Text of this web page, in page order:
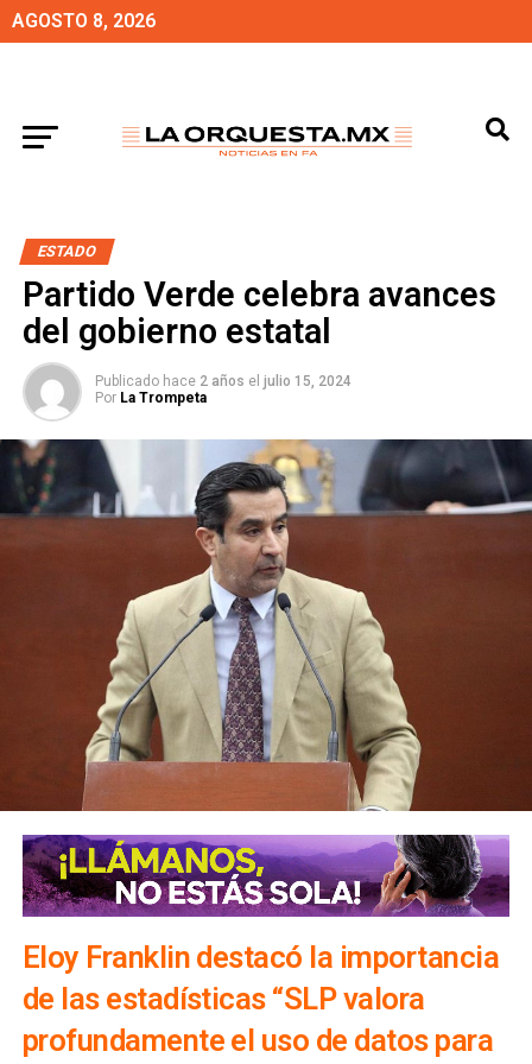
AGOSTO 8, 2026
ESTADO
Partido Verde celebra avances
del gobierno estatal
Publicado hace 2 años el julio 15, 2024
Por La Trompeta
Eloy Franklin destacó la importancia
de las estadísticas “SLP valora
profundamente el uso de datos para